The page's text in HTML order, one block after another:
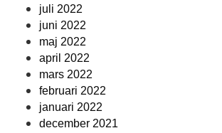
juli 2022
juni 2022
maj 2022
april 2022
mars 2022
februari 2022
januari 2022
december 2021